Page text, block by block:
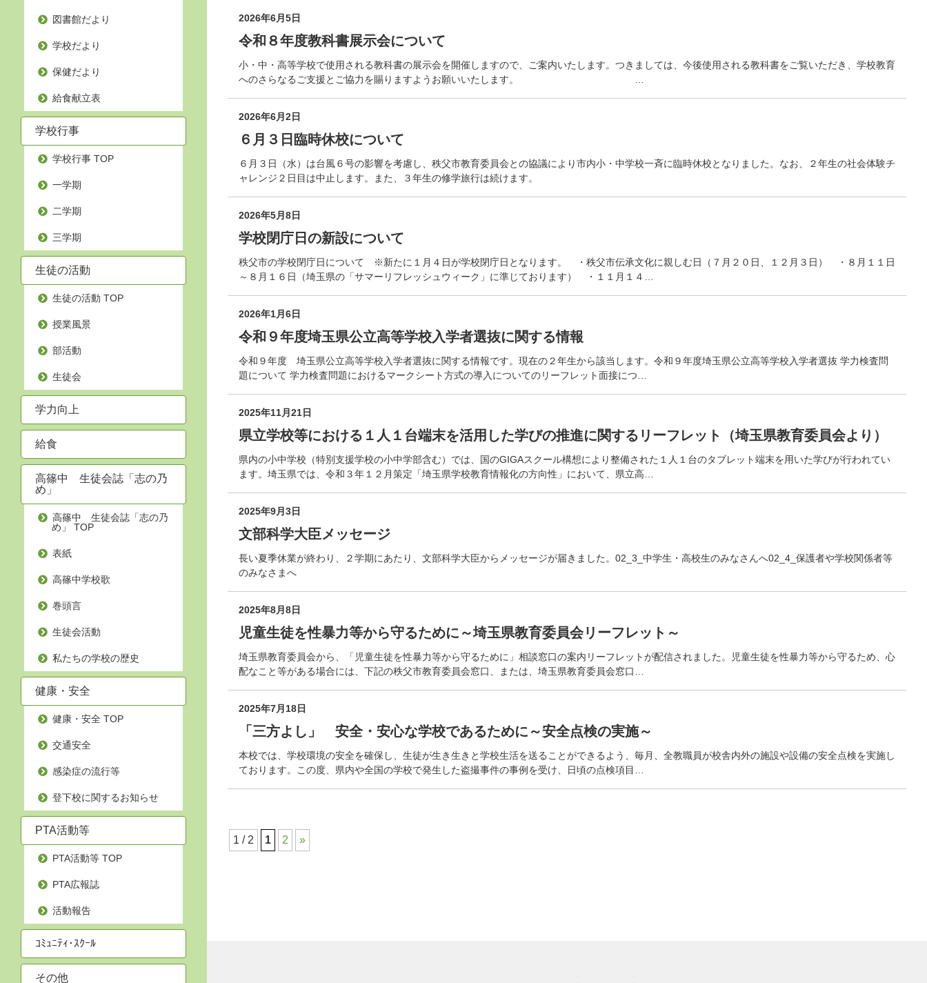
2026年6月5日
令和８年度教科書展示会について
小・中・高等学校で使用される教科書の展示会を開催しますので、ご案内いたします。つきましては、今後使用される教科書をご覧いただき、学校教育
へのさらなるご支援とご協力を賜りますようお願いいたします。 …
2026年6月2日
６月３日臨時休校について
６月３日（水）は台風６号の影響を考慮し、秩父市教育委員会との協議により市内小・中学校一斉に臨時休校となりました。なお、２年生の社会体験チ
ャレンジ２日目は中止します。また、３年生の修学旅行は続けます。
2026年5月8日
学校閉庁日の新設について
秩父市の学校閉庁日について ※新たに１月４日が学校閉庁日となります。 ・秩父市伝承文化に親しむ日（７月２０日、１２月３日） ・８月１１日
～８月１６日（埼玉県の「サマーリフレッシュウィーク」に準じております） ・１１月１４…
2026年1月6日
令和９年度埼玉県公立高等学校入学者選抜に関する情報
令和９年度 埼玉県公立高等学校入学者選抜に関する情報です。現在の２年生から該当します。令和９年度埼玉県公立高等学校入学者選抜 学力検査問
題について 学力検査問題におけるマークシート方式の導入についてのリーフレット面接につ…
2025年11月21日
県立学校等における１人１台端末を活用した学びの推進に関するリーフレット（埼玉県教育委員会より）
県内の小中学校（特別支援学校の小中学部含む）では、国のGIGAスクール構想により整備された１人１台のタブレット端末を用いた学びが行われてい
ます。埼玉県では、令和３年１２月策定「埼玉県学校教育情報化の方向性」において、県立高…
2025年9月3日
文部科学大臣メッセージ
長い夏季休業が終わり、２学期にあたり、文部科学大臣からメッセージが届きました。02_3_中学生・高校生のみなさんへ02_4_保護者や学校関係者等
のみなさまへ
2025年8月8日
児童生徒を性暴力等から守るために～埼玉県教育委員会リーフレット～
埼玉県教育委員会から、「児童生徒を性暴力等から守るために」相談窓口の案内リーフレットが配信されました。児童生徒を性暴力等から守るため、心
配なこと等がある場合には、下記の秩父市教育委員会窓口、または、埼玉県教育委員会窓口…
2025年7月18日
「三方よし」 安全・安心な学校であるために～安全点検の実施～
本校では、学校環境の安全を確保し、生徒が生き生きと学校生活を送ることができるよう、毎月、全教職員が校舎内外の施設や設備の安全点検を実施し
ております。この度、県内や全国の学校で発生した盗撮事件の事例を受け、日頃の点検項目…
1 / 2 1 2 »
図書館だより
学校だより
保健だより
給食献立表
学校行事
学校行事 TOP
一学期
二学期
三学期
生徒の活動
生徒の活動 TOP
授業風景
部活動
生徒会
学力向上
給食
高篠中 生徒会誌「志の乃
め」
高篠中 生徒会誌「志の乃
め」 TOP
表紙
高篠中学校歌
巻頭言
生徒会活動
私たちの学校の歴史
健康・安全
健康・安全 TOP
交通安全
感染症の流行等
登下校に関するお知らせ
PTA活動等
PTA活動等 TOP
PTA広報誌
活動報告
ｺﾐｭﾆﾃｨ･ｽｸｰﾙ
その他